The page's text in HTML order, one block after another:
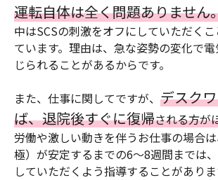
運転自体は全く問題ありません
中はSCSの刺激をオフにしていただく
ています。理由は、急な姿勢の変化で
じられることがあるからです。
また、仕事に関してですが、 デスク
ば、退院後すぐに復帰される方が
労働や激しい動きを伴うお仕事の場合
極）が安定するまでの6～8週間までは
していただくよう指導することがありま